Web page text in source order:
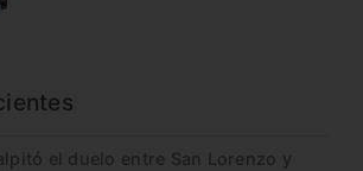
el duelo entre San Lorenzo y